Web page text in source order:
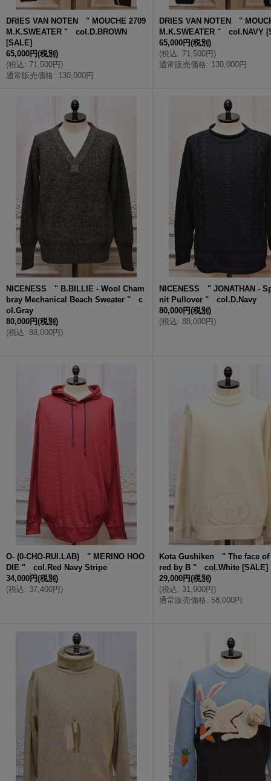
DRIES VAN NOTEN " MOUCHE 2709
M.K.SWEATER " col.D.BROWN
[SALE]
65,000円(税別)
(税込: 71,500円)
通常販売価格: 130,000円
DRIES VAN NOTEN "
M.K.SWEATER " col.NAVY [
65,000円(税別)
(税込: 71,500円)
通常販売価格: 130,000円
NICENESS " B.BILLIE - Wool Cham
bray Mechanical Beach Sweater " c
ol.Gray
80,000円(税別)
(税込: 88,000円)
NICENESS " JONATHAN -
nit Pullover " col.D.Navy
80,000円(税別)
(税込: 88,000円)
O- (0-CHO-RUI.LAB) " MERINO HOO
DIE " col.Red Navy Stripe
34,000円(税別)
(税込: 37,400円)
Kota Gushiken " The face
red by B " col.White [SALE]
29,000円(税別)
(税込: 31,900円)
通常販売価格: 58,000円